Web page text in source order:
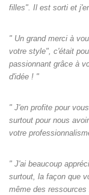
filles". Il est sorti et
" Un grand merci à
votre style", c'était
passionnant grâce à
d'idée ! "
" J'en profite pour
surtout pour nous
votre
" J'ai beaucoup
surtout, la façon que
même des